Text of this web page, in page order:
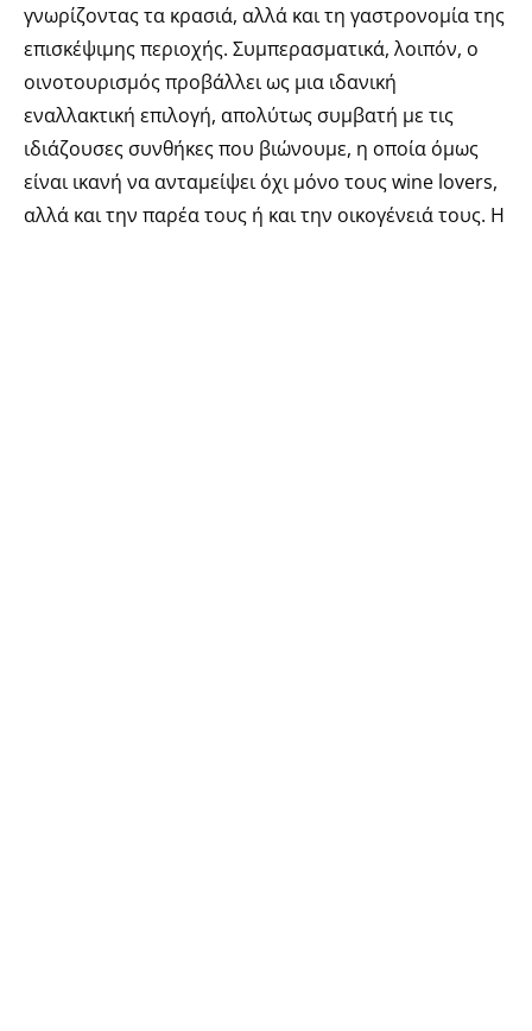
γνωρίζοντας τα κρασιά, αλλά και τη γαστρονομία της
επισκέψιμης περιοχής. Συμπερασματικά, λοιπόν, ο
οινοτουρισμός προβάλλει ως μια ιδανική
εναλλακτική επιλογή, απολύτως συμβατή με τις
ιδιάζουσες συνθήκες που βιώνουμε, η οποία όμως
είναι ικανή να ανταμείψει όχι μόνο τους wine lovers,
αλλά και την παρέα τους ή και την οικογένειά τους. Η